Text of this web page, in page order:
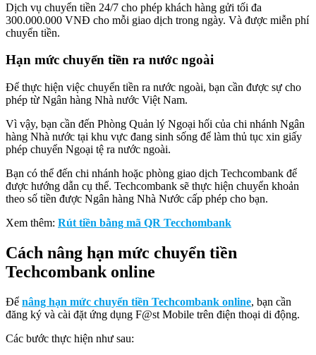
Dịch vụ chuyển tiền 24/7 cho phép khách hàng gửi tối đa
300.000.000 VNĐ cho mỗi giao dịch trong ngày. Và được miễn phí
chuyển tiền.
Hạn mức chuyển tiền ra nước ngoài
Để thực hiện việc chuyển tiền ra nước ngoài, bạn cần được sự cho
phép từ Ngân hàng Nhà nước Việt Nam.
Vì vậy, bạn cần đến Phòng Quản lý Ngoại hối của chi nhánh Ngân
hàng Nhà nước tại khu vực đang sinh sống để làm thủ tục xin giấy
phép chuyển Ngoại tệ ra nước ngoài.
Bạn có thể đến chi nhánh hoặc phòng giao dịch Techcombank để
được hướng dẫn cụ thể. Techcombank sẽ thực hiện chuyển khoản
theo số tiền được Ngân hàng Nhà Nước cấp phép cho bạn.
Xem thêm: Rút tiền bằng mã QR Tecchombank
Cách nâng hạn mức chuyển tiền
Techcombank online
Để nâng hạn mức chuyển tiền Techcombank online, bạn cần
đăng ký và cài đặt ứng dụng F@st Mobile trên điện thoại di động.
Các bước thực hiện như sau: